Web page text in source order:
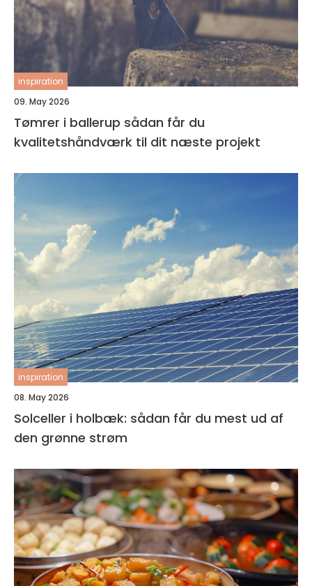
inspiration
09. May 2026
Tømrer i ballerup sådan får du
kvalitetshåndværk til dit næste projekt
inspiration
08. May 2026
Solceller i holbæk: sådan får du mest ud af
den grønne strøm